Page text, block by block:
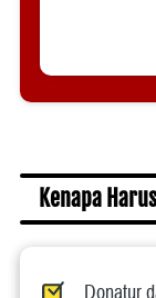
Kenapa
Donatur